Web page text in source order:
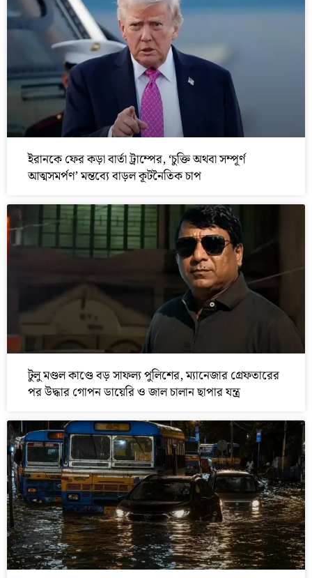
ইরানকে ফের কড়া বার্তা ট্রাম্পের, ‘চুক্তি অথবা সম্পূর্ণ
আত্মসমর্পণ’ মন্তব্যে বাড়ল কূটনৈতিক চাপ
টুলু মণ্ডল কাণ্ডে বড় সাফল্য পুলিশের, ম্যানেজার গ্রেফতারের
পর উদ্ধার গোপন ডায়েরি ও জাল চালান ছাপার যন্ত্র